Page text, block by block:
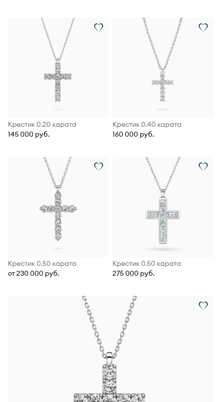
Крестик 0.20 карата
145 000 руб.
Крестик 0.40 карата
160 000 руб.
Крестик 0.50 карата
от 230 000 руб.
Крестик 0.50 карата
275 000 руб.